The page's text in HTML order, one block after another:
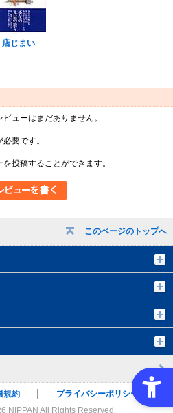
このページのトップへ
店じまい
ューはまだありません。
必要です。
投稿することができます。
規約
プライバシーポリシー
NIPPAN All Rights Reserved.